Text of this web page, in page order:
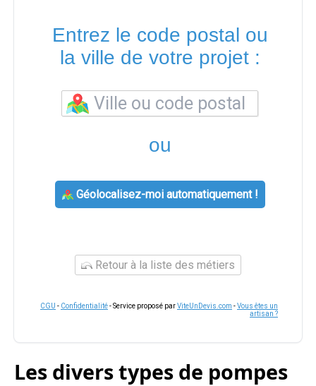
Entrez le code postal ou
la ville de votre projet :
ou
Géolocalisez-moi automatiquement !
Retour à la liste des métiers
CGU - Confidentialité- Service proposé parViteUnDevis.com -Vous êtes un
artisan ?
Les divers types de pompes